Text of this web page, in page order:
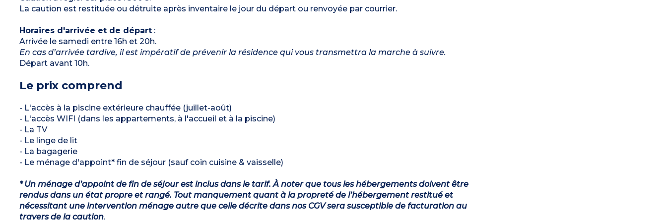
La caution est restituée ou détruite après inventaire le jour du départ ou renvoyée par courrier.
Horaires d'arrivée et de départ:
Arrivée le samedi entre 16h et 20h.
En cas d’arrivée tardive, il est impératif de prévenir la résidence qui vous transmettra la marche à suivre.
Départ avant 10h.
Le prix comprend
- L'accès à la piscine extérieure chauffée (juillet-août)
- L'accès WIFI (dans les appartements, à l'accueil et à la piscine)
- La TV
- Le linge de lit
- La bagagerie
- Le ménage d'appoint* fin de séjour (sauf coin cuisine & vaisselle)
* Un ménage d’appoint de fin de séjour est inclus dans le tarif. À noter que tous les hébergements doivent être
rendus dans un état propre et rangé. Tout manquement quant à la propreté de l’hébergement restitué et
nécessitant une intervention ménage autre que celle décrite dans nos CGV sera susceptible de facturation au
travers de la caution.